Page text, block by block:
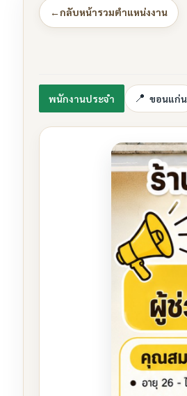
←กลับหน้ารวมตำแหน่งงาน
พนักงานประจำ ขอนแก่น